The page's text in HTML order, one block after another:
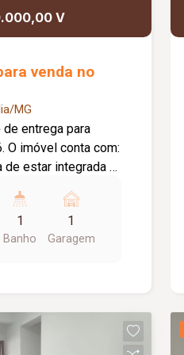
V
venda no
MG
entrega para
de estar integrada à
Projeto
integrados,
1
Banho
1
Garagem